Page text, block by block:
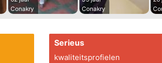
Conakry
Conakry
Serieus
kwaliteitsprofielen